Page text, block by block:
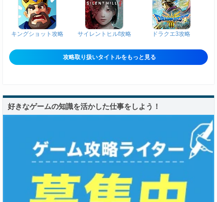
キングショット攻略 サイレントヒルf攻略 ドラクエ3攻略
攻略取り扱いタイトルをもっと見る
好きなゲームの知識を活かした仕事をしよう！